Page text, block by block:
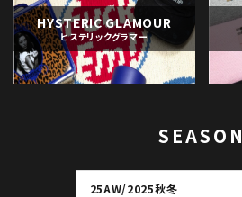
HYSTERIC GLAMOUR
ヒステリックグラマー
SEASON
25AW/2025秋冬